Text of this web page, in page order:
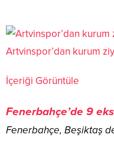
Artvinspor’dan kurum
İçeriği Görüntüle
Fenerbahçe’de 9
Fenerbahçe, Beşiktaş